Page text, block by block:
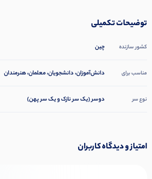
توضیحات تکمیلی
کشور سازنده چین
مناسب برای دانش‌آموزان، دانشجویان، معلمان، هنرمندان
نوع سر دوسر (یک سر نازک و یک سر پهن)
امتیاز و دیدگاه کاربران